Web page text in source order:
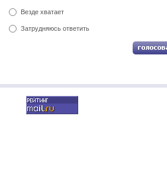
Везде хватает
Затрудняюсь ответить